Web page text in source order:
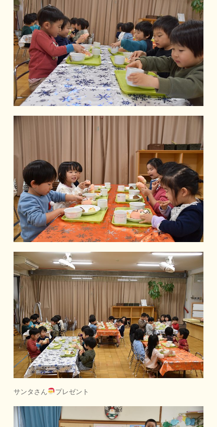
サンタさん プレゼント